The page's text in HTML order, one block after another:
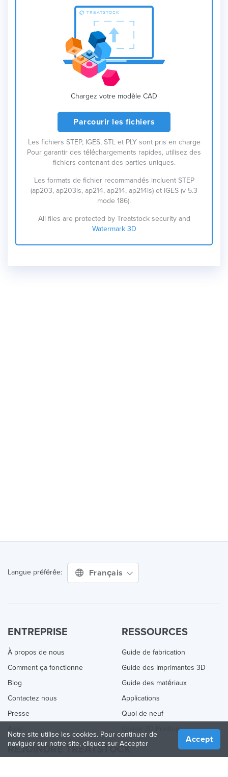
Chargez votre modèle CAD
Parcourir les fichiers
Les fichiers STEP, IGES, STL et PLY sont pris en charge
Pour garantir des téléchargements rapides, utilisez des
fichiers contenant des parties uniques.
Les formats de fichier recommandés incluent STEP
(ap203, ap203is, ap214, ap214, ap214is) et IGES (v 5.3
mode 186).
All files are protected by Treatstock security and
Watermark 3D
Langue préférée: Français
ENTREPRISE
À propos de nous
Comment ça fonctionne
Blog
Contactez nous
Presse
RESSOURCES
Guide de fabrication
Guide des Imprimantes 3D
Guide des matériaux
Applications
Quoi de neuf
Online 3D Printing
REJOINDRE TREATSTOCK
Notre site utilise les cookies. Pour continuer de
naviguer sur notre site, cliquez sur Accepter
Accept